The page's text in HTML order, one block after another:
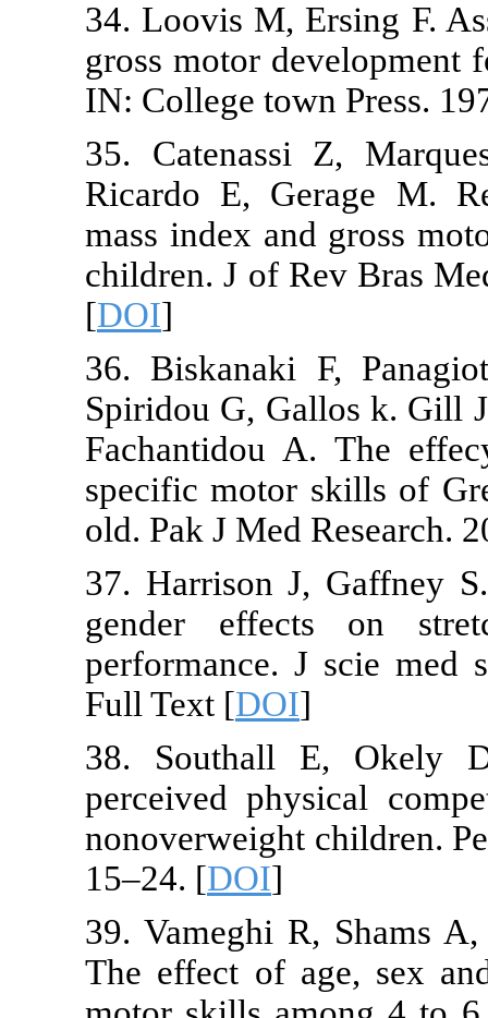
34. Loovis M,
gross motor
IN: College
35.
Ricardo E,
mass index
children. J of
36.
Spiridou G,
specific
old. Pak J
37. Harrison
gender
Full Text [
38.
perceived
15–24. [
39. Vameghi
The effect of